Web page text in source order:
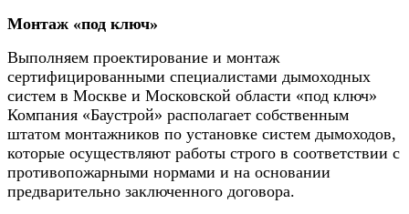
Монтаж «под ключ»
Выполняем проектирование и монтаж
сертифицированными специалистами дымоходных
систем в Москве и Московской области «под ключ»
Компания «Баустрой» располагает собственным
штатом монтажников по установке систем дымоходов,
которые осуществляют работы строго в соответствии с
противопожарными нормами и на основании
предварительно заключенного договора.